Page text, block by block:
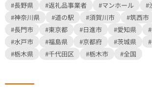
#長野県
#返礼品事業者 #マンホール #
#神奈川県
#道の駅 #須賀川市 #筑西市
#長門市
#東京都 #日進市 #愛知県
#水戸市
#福島県 #京都府 #茨城県
#栃木県
#千代田区 #栃木市 #全国